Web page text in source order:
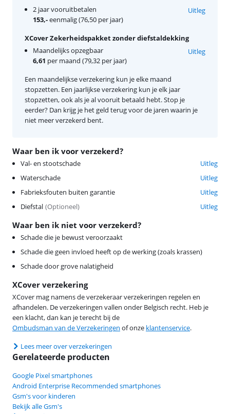
Waar ben ik voor verzekerd?
Val- en stootschade
Uitleg
Waterschade
Uitleg
Fabrieksfouten buiten garantie
Uitleg
Diefstal (Optioneel) Uitleg
Waar ben ik niet voor verzekerd?
Schade die je bewust veroorzaakt
Schade die geen invloed heeft op de werking (zoals krassen)
Schade door grove nalatigheid
XCover verzekering
XCover mag namens de verzekeraar verzekeringen regelen en
afhandelen. De verzekeringen vallen onder Belgisch recht. Heb je
een klacht, dan kan je terecht bij de
Ombudsman van de Verzekeringen of onze klantenservice.
Lees meer over verzekeringen
2 jaar vooruitbetalen
153,-eenmalig (76,50 per jaar)
Uitleg
XCover Zekerheidspakket zonder diefstaldekking
Maandelijks opzegbaar
6,61 per maand (79,32 per jaar)
Uitleg
Een maandelijkse verzekering kun je elke maand
stopzetten. Een jaarlijkse verzekering kun je elk jaar
stopzetten, ook als je al vooruit betaald hebt. Stop je
eerder? Dan krijg je het geld terug voor de jaren waarin je
niet meer verzekerd bent.
Gerelateerde producten
Google Pixel smartphones
Android Enterprise Recommended smartphones
Gsm's voor kinderen
Bekijk alle Gsm's